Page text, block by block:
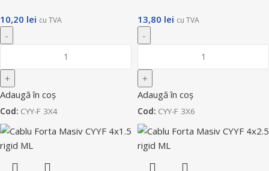
10,20 lei cu TVA
Adaugă în coș
Cod: CYY-F 3X4
13,80 lei cu TVA
Adaugă în coș
Cod: CYY-F 3X6